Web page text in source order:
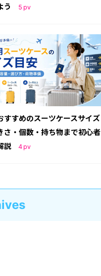
う
5 pv
すすめのスーツケースサイズ
さ・個数・持ち物まで初心者
説
4 pv